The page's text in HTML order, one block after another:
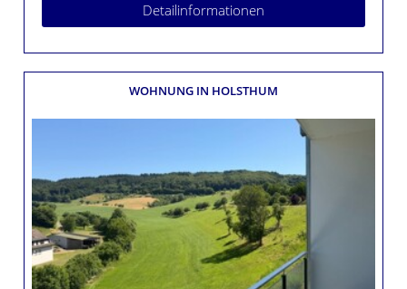
Detailinformationen
WOHNUNG IN HOLSTHUM